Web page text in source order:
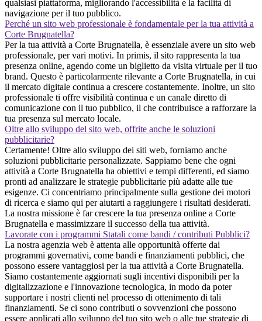
qualsiasi piattaforma, migliorando l'accessibilità e la facilità di
navigazione per il tuo pubblico.
Perché un sito web professionale è fondamentale per la tua attività a
Corte Brugnatella?
Per la tua attività a Corte Brugnatella, è essenziale avere un sito web
professionale, per vari motivi. In primis, il sito rappresenta la tua
presenza online, agendo come un biglietto da visita virtuale per il tuo
brand. Questo è particolarmente rilevante a Corte Brugnatella, in cui
il mercato digitale continua a crescere costantemente. Inoltre, un sito
professionale ti offre visibilità continua e un canale diretto di
comunicazione con il tuo pubblico, il che contribuisce a rafforzare la
tua presenza sul mercato locale.
Oltre allo sviluppo del sito web, offrite anche le soluzioni
pubblicitarie?
Certamente! Oltre allo sviluppo dei siti web, forniamo anche
soluzioni pubblicitarie personalizzate. Sappiamo bene che ogni
attività a Corte Brugnatella ha obiettivi e tempi differenti, ed siamo
pronti ad analizzare le strategie pubblicitarie più adatte alle tue
esigenze. Ci concentriamo principalmente sulla gestione dei motori
di ricerca e siamo qui per aiutarti a raggiungere i risultati desiderati.
La nostra missione è far crescere la tua presenza online a Corte
Brugnatella e massimizzare il successo della tua attività.
Lavorate con i programmi Statali come bandi / contributi Pubblici?
La nostra agenzia web è attenta alle opportunità offerte dai
programmi governativi, come bandi e finanziamenti pubblici, che
possono essere vantaggiosi per la tua attività a Corte Brugnatella.
Siamo costantemente aggiornati sugli incentivi disponibili per la
digitalizzazione e l'innovazione tecnologica, in modo da poter
supportare i nostri clienti nel processo di ottenimento di tali
finanziamenti. Se ci sono contributi o sovvenzioni che possono
essere applicati allo sviluppo del tuo sito web o alle tue strategie di